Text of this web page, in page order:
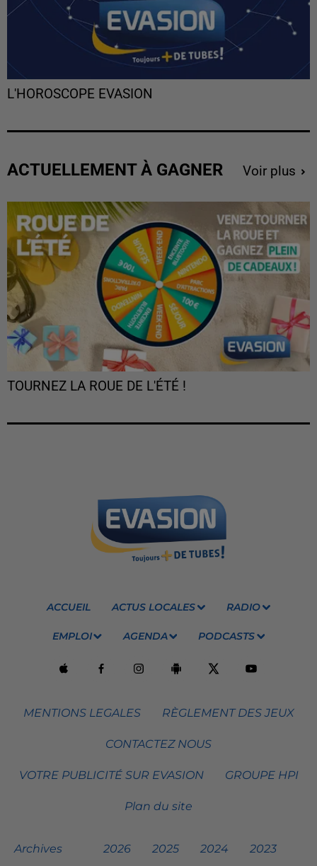
L'HOROSCOPE EVASION
ACTUELLEMENT À GAGNER Voir plus
TOURNEZ LA ROUE DE L'ÉTÉ !
ACCUEIL ACTUS LOCALES RADIO
EMPLOI AGENDA PODCASTS
MENTIONS LEGALES RÈGLEMENT DES JEUX
CONTACTEZ NOUS
VOTRE PUBLICITÉ SUR EVASION GROUPE HPI
Plan du site
Archives 2026 2025 2024 2023